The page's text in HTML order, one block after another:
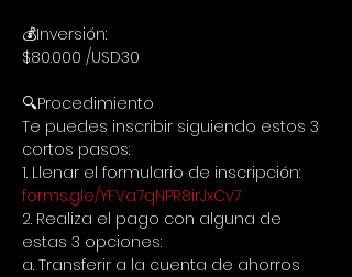
💰Inversión:
$80.000 /USD30
🔍Procedimiento
Te puedes inscribir siguiendo estos 3
cortos pasos:
1. Llenar el formulario de inscripción:
forms.gle/YFVa7qNPR8irJxCv7
2. Realiza el pago con alguna de
estas 3 opciones:
a. Transferir a la cuenta de ahorros